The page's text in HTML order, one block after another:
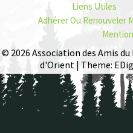
Liens Utiles
Adhérer Ou Renouveler
© 2026 Association des Amis
d'Orient | Theme: